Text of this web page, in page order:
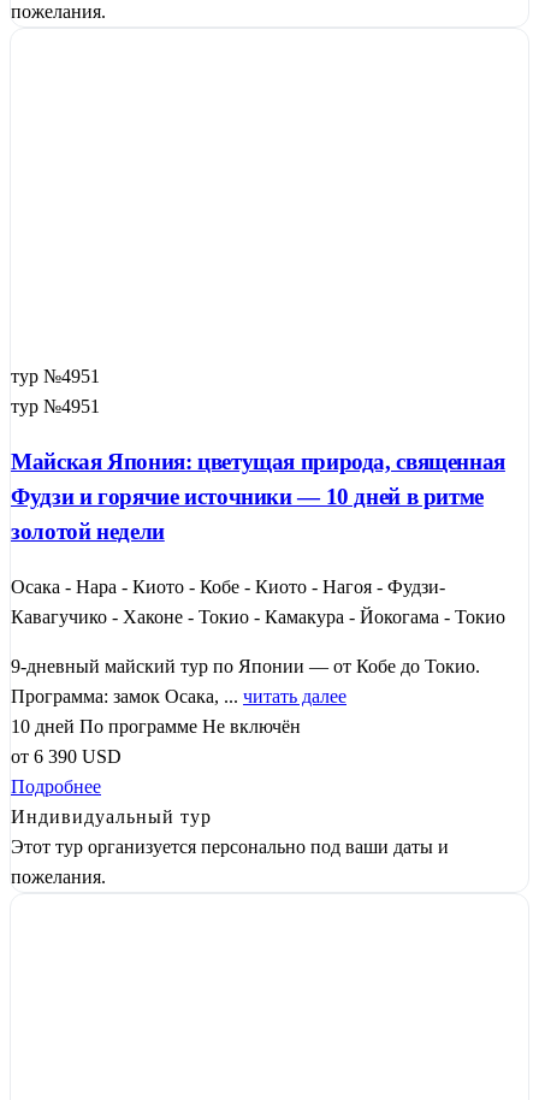
пожелания.
тур №4951
тур №4951
Майская Япония: цветущая природа, священная
Фудзи и горячие источники — 10 дней в ритме
золотой недели
Осака - Нара - Киото - Кобе - Киото - Нагоя - Фудзи-
Кавагучико - Хаконе - Токио - Камакура - Йокогама - Токио
9-дневный майский тур по Японии — от Кобе до Токио.
Программа: замок Осака, ... читать далее
10 дней По программе Не включён
от 6 390 USD
Подробнее
Индивидуальный тур
Этот тур организуется персонально под ваши даты и
пожелания.